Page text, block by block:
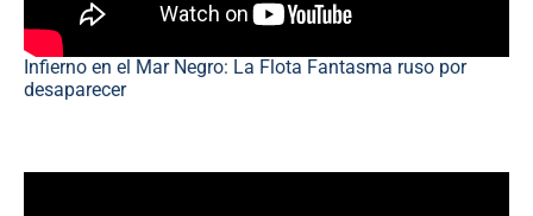
Infierno en el Mar Negro: La Flota Fantasma ruso por
desaparecer